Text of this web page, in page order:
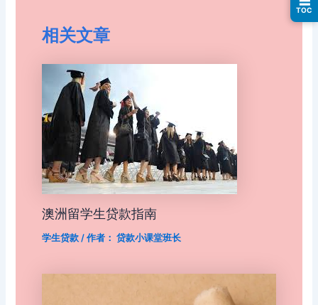
相关文章
澳洲留学生贷款指南
学生贷款/ 作者： 贷款小课堂班长
TOC